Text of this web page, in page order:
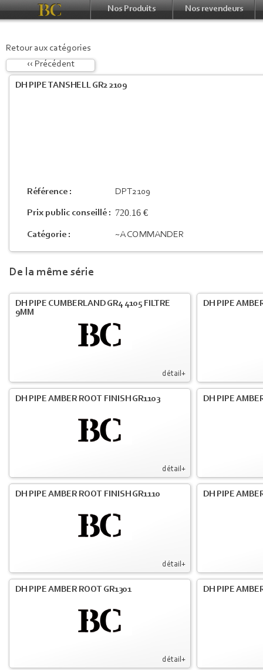
Nos Produits Nos revendeurs
Retour aux catégories
‹‹ Précédent
DH PIPE TANSHELL GR2 2109
Référence : DPT2109
Prix public conseillé : 720.16 €
Catégorie : ~A COMMANDER
De la même série
détail+
DH PIPE CUMBERLAND GR4 4105 FILTRE
9MM
DH PIPE
détail+
DH PIPE AMBER ROOT FINISH GR1103 DH PIPE
détail+
DH PIPE AMBER ROOT FINISH GR1110 DH PIPE
détail+
DH PIPE AMBER ROOT GR1301 DH PIPE